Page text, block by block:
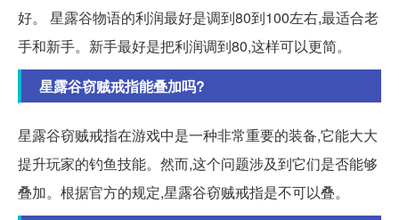
好。 星露谷物语的利润最好是调到80到100左右,最适合老
手和新手。新手最好是把利润调到80,这样可以更简。
星露谷窃贼戒指能叠加吗?
星露谷窃贼戒指在游戏中是一种非常重要的装备,它能大大
提升玩家的钓鱼技能。然而,这个问题涉及到它们是否能够
叠加。根据官方的规定,星露谷窃贼戒指是不可以叠。